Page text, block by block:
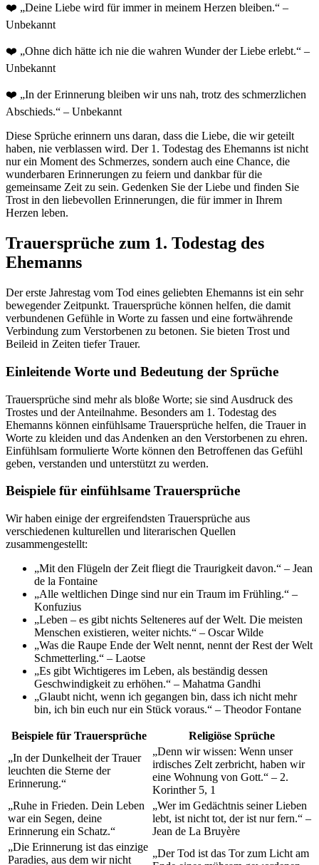
❤️ „Deine Liebe wird für immer in meinem Herzen bleiben.“ –
Unbekannt
❤️ „Ohne dich hätte ich nie die wahren Wunder der Liebe erlebt.“ –
Unbekannt
❤️ „In der Erinnerung bleiben wir uns nah, trotz des schmerzlichen
Abschieds.“ – Unbekannt
Diese Sprüche erinnern uns daran, dass die Liebe, die wir geteilt
haben, nie verblassen wird. Der 1. Todestag des Ehemanns ist nicht
nur ein Moment des Schmerzes, sondern auch eine Chance, die
wunderbaren Erinnerungen zu feiern und dankbar für die
gemeinsame Zeit zu sein. Gedenken Sie der Liebe und finden Sie
Trost in den liebevollen Erinnerungen, die für immer in Ihrem
Herzen leben.
Trauersprüche zum 1. Todestag des
Ehemanns
Der erste Jahrestag vom Tod eines geliebten Ehemanns ist ein sehr
bewegender Zeitpunkt. Trauersprüche können helfen, die damit
verbundenen Gefühle in Worte zu fassen und eine fortwährende
Verbindung zum Verstorbenen zu betonen. Sie bieten Trost und
Beileid in Zeiten tiefer Trauer.
Einleitende Worte und Bedeutung der Sprüche
Trauersprüche sind mehr als bloße Worte; sie sind Ausdruck des
Trostes und der Anteilnahme. Besonders am 1. Todestag des
Ehemanns können einfühlsame Trauersprüche helfen, die Trauer in
Worte zu kleiden und das Andenken an den Verstorbenen zu ehren.
Einfühlsam formulierte Worte können den Betroffenen das Gefühl
geben, verstanden und unterstützt zu werden.
Beispiele für einfühlsame Trauersprüche
Wir haben einige der ergreifendsten Trauersprüche aus
verschiedenen kulturellen und literarischen Quellen
zusammengestellt:
„Mit den Flügeln der Zeit fliegt die Traurigkeit davon.“ – Jean
de la Fontaine
„Alle weltlichen Dinge sind nur ein Traum im Frühling.“ –
Konfuzius
„Leben – es gibt nichts Selteneres auf der Welt. Die meisten
Menschen existieren, weiter nichts.“ – Oscar Wilde
„Was die Raupe Ende der Welt nennt, nennt der Rest der Welt
Schmetterling.“ – Laotse
„Es gibt Wichtigeres im Leben, als beständig dessen
Geschwindigkeit zu erhöhen.“ – Mahatma Gandhi
„Glaubt nicht, wenn ich gegangen bin, dass ich nicht mehr
bin, ich bin euch nur ein Stück voraus.“ – Theodor Fontane
Beispiele für Trauersprüche
Religiöse Sprüche
„In der Dunkelheit der Trauer
leuchten die Sterne der
Erinnerung.“
„Denn wir wissen: Wenn unser
irdisches Zelt zerbricht, haben wir
eine Wohnung von Gott.“ – 2.
Korinther 5, 1
„Ruhe in Frieden. Dein Leben
war ein Segen, deine
Erinnerung ein Schatz.“
„Wer im Gedächtnis seiner Lieben
lebt, ist nicht tot, der ist nur fern.“ –
Jean de La Bruyère
„Die Erinnerung ist das einzige
Paradies, aus dem wir nicht
„Der Tod ist das Tor zum Licht am